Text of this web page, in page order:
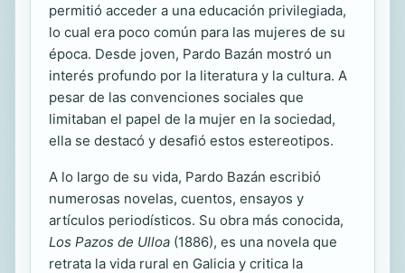
permitió acceder a una educación privilegiada,
lo cual era poco común para las mujeres de su
época. Desde joven, Pardo Bazán mostró un
interés profundo por la literatura y la cultura. A
pesar de las convenciones sociales que
limitaban el papel de la mujer en la sociedad,
ella se destacó y desafió estos estereotipos.
A lo largo de su vida, Pardo Bazán escribió
numerosas novelas, cuentos, ensayos y
artículos periodísticos. Su obra más conocida,
Los Pazos de Ulloa (1886), es una novela que
retrata la vida rural en Galicia y critica la